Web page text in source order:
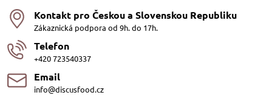
Kontakt pro Českou a Slovenskou Republiku
Zákaznická podpora od 9h. do 17h.
Telefon
+420 723540337
Email
info@discusfood.cz